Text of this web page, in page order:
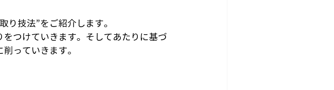
り技法”をご紹介します。
つけていきます。そしてあたりに基づ
っていきます。